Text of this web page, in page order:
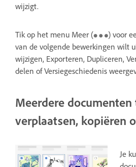
wijzigt.
Tik op het menu Meer (
) voor
van de volgende bewerkingen wilt
wijzigen, Exporteren, Dupliceren,
delen of Versiegeschiedenis
Meerdere
verplaatsen, kopiëren
Je